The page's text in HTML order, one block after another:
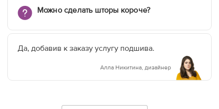
Можно сделать шторы короче?
Да, добавив к заказу услугу подшива.
Алла Никитина, дизайнер